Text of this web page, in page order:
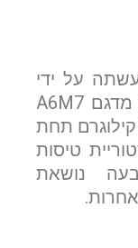
על ידי
חמישיית מטוסי זירו סאן יפנים מדגם A6M7
קמיקזה, אשר נשאו פצצות 250 קילוגרם תחת
1944. היסטוריית טיסות
נושאת